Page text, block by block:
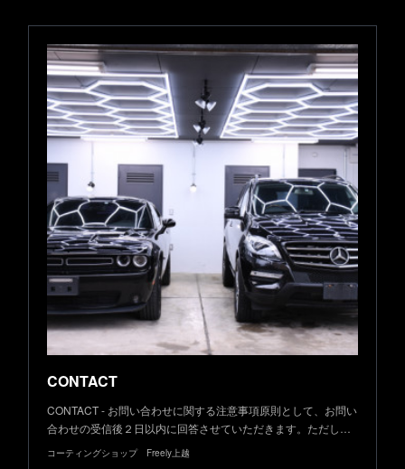
CONTACT
CONTACT - お問い合わせに関する注意事項原則として、お問い
合わせの受信後２日以内に回答させていただきます。ただし…
コーティングショップ Freely上越